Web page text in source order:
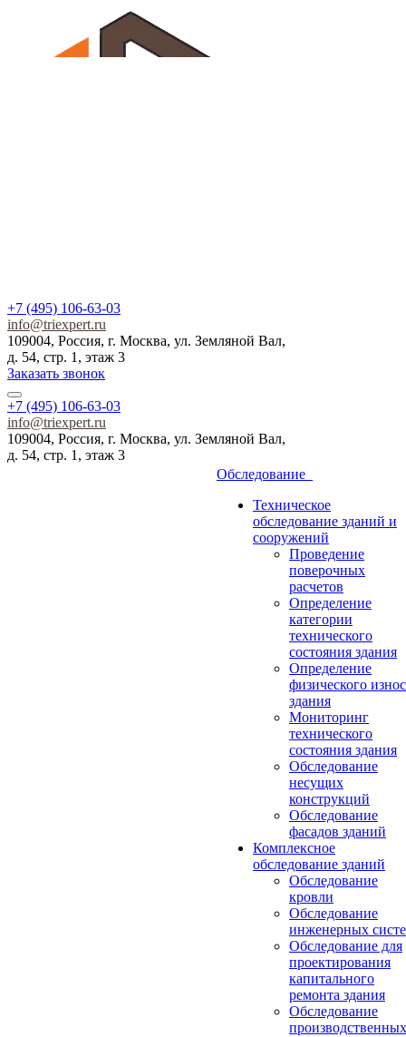
+7 (495) 106-63-03
info@triexpert.ru
109004, Россия, г. Москва, ул. Земляной Вал,
д. 54, стр. 1, этаж 3
Заказать звонок
+7 (495) 106-63-03
info@triexpert.ru
109004, Россия, г. Москва, ул. Земляной Вал,
д. 54, стр. 1, этаж 3
Обследование
Техническое
обследование зданий и
сооружений
Проведение
поверочных
расчетов
Определение
категории
технического
состояния здания
Определение
физического
здания
Мониторинг
технического
состояния здания
Обследование
несущих
конструкций
Обследование
фасадов зданий
Комплексное
обследование зданий
Обследование
кровли
Обследование
инженерных
Обследование для
проектирования
капитального
ремонта здания
Обследование
производственных